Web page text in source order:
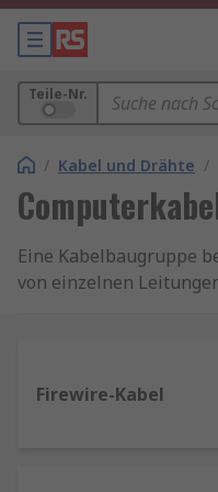
Teile-Nr.
/ Kabel und Drähte /
Eine Kabelbaugruppe
von einzelnen
Datenkabel und
Datenkabel überträgt
tragen, von einem
Firewire-Kabel